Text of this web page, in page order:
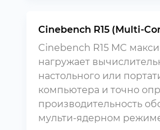
Cinebench R15 (Multi-
Cinebench R15 MC
нагружает
настольного или
компьютера и точно
производительность
мульти-ядерном